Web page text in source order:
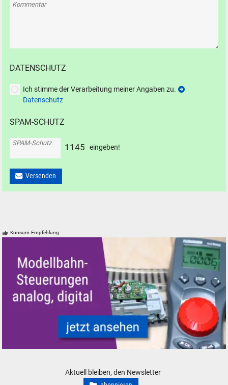
Kommentar
DATENSCHUTZ
Ich stimme der Verarbeitung meiner Angaben zu.
Datenschutz
SPAM-SCHUTZ
SPAM-Schutz 1 145 eingeben!
Versenden
Konsum-Empfehlung
Aktuell bleiben, den Newsletter